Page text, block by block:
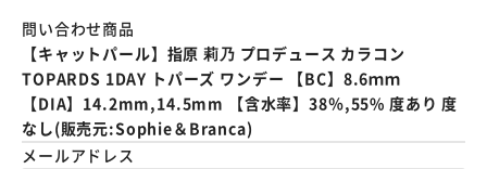
問い合わせ商品
【キャットパール】指原 莉乃 プロデュース カラコン
TOPARDS 1DAY トパーズ ワンデー 【BC】8.6ｍｍ
【DIA】14.2mm,14.5mm 【含水率】38％,55% 度あり 度
なし(販売元:Sophie＆Branca)
メールアドレス